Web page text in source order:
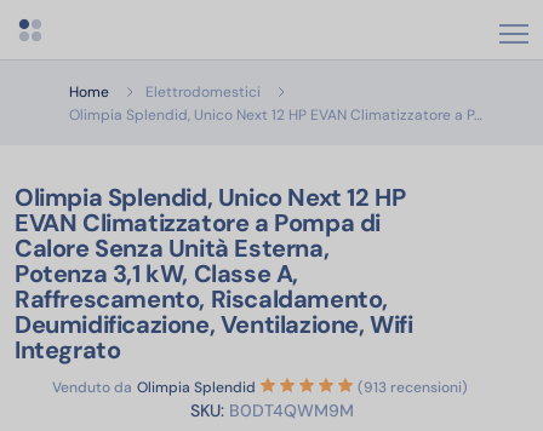
Apri menu categorie
Home
Elettrodomestici
Olimpia Splendid, Unico Next 12 HP EVAN Climatizzatore a P…
Olimpia Splendid, Unico Next 12 HP
EVAN Climatizzatore a Pompa di
Calore Senza Unità Esterna,
Potenza 3,1 kW, Classe A,
Raffrescamento, Riscaldamento,
Deumidificazione, Ventilazione, Wifi
Integrato
Venduto da Olimpia Splendid (913 recensioni)
SKU:B0DT4QWM9M